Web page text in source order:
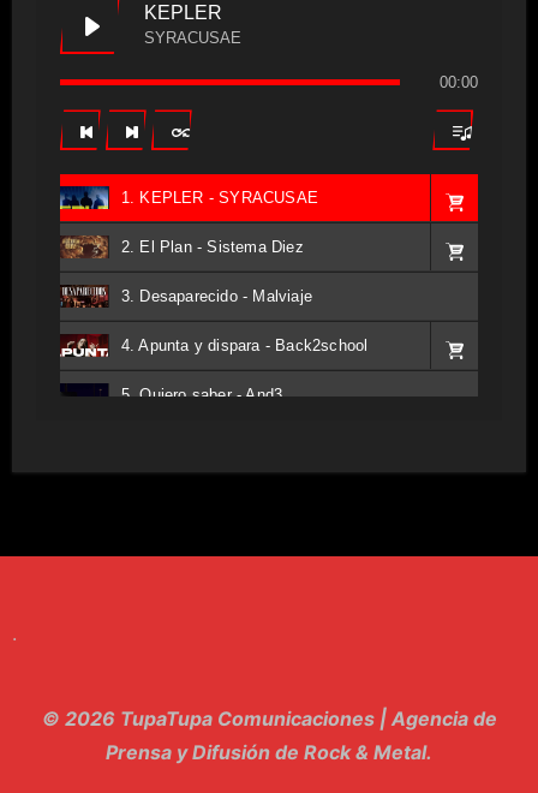
KEPLER
SYRACUSAE
00:00
1. KEPLER - SYRACUSAE
2. El Plan - Sistema Diez
3. Desaparecido - Malviaje
4. Apunta y dispara - Back2school
5. Quiero saber - And3
12. dolor - Piel
.
© 2026 TupaTupa Comunicaciones | Agencia de
Prensa y Difusión de Rock & Metal.